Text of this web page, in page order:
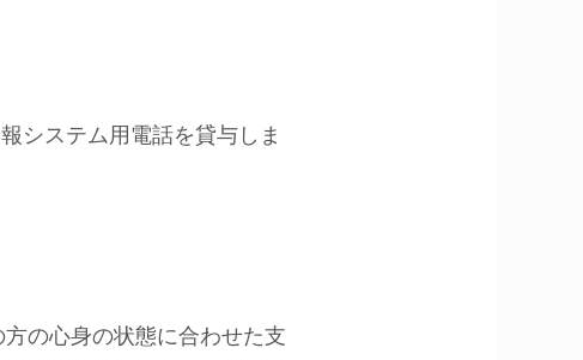
システム用電話を貸与しま
の心身の状態に合わせた支